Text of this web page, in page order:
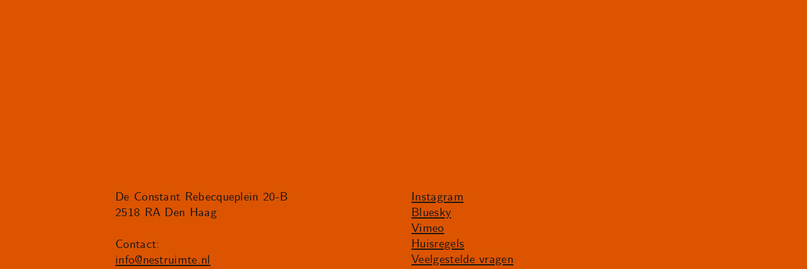
De Constant Rebecqueplein 20-B
2518 RA Den Haag
Contact:
info@nestruimte.nl
Instagram
Bluesky
Vimeo
Huisregels
Veelgestelde vragen